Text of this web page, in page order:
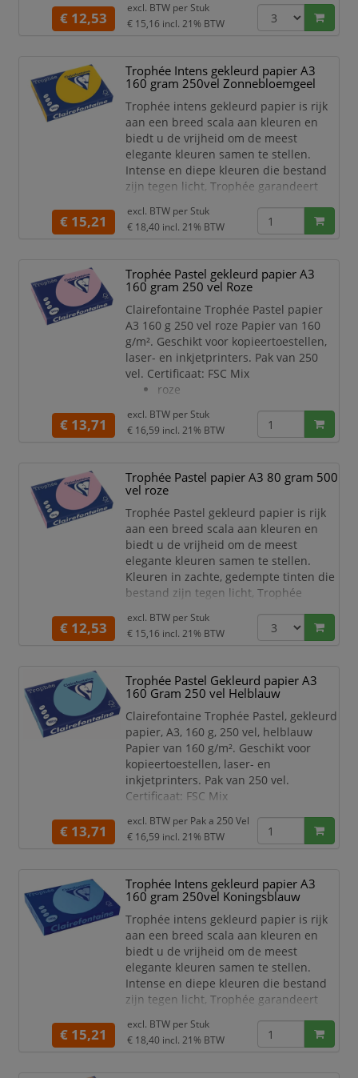
van zijn papier. Dankzij een
uitstekende opaciteit is dit papier goed
afdrukken.
Dit gekleurde papier van Clairefontaine
is zeer geschikt voor het maken van
mooi
€ 12,53
excl. BTW per Stuk
€ 15,16 incl. 21% BTW
Trophée Intens gekleurd papier A3
160 gram 250vel Zonnebloemgeel
Trophée intens gekleurd papier is rijk
aan een breed scala aan kleuren en
biedt u de vrijheid om de meest
elegante kleuren samen te stellen.
Intense en diepe kleuren die bestand
zijn tegen licht, Trophée garandeert
papier. Dankzij een uitstekende
opaciteit is dit papier goed te
Dit stevige gekleurd papier van
Clairefontaine is zeer geschikt voor het
maken van mooie p
€ 15,21
excl. BTW per Stuk
€ 18,40 incl. 21% BTW
Trophée Pastel gekleurd papier A3
160 gram 250 vel Roze
Clairefontaine Trophée Pastel papier
A3 160 g 250 vel roze Papier van 160
g/m². Geschikt voor kopieertoestellen,
laser- en inkjetprinters. Pak van 250
vel. Certificaat: FSC Mix
roze
€ 13,71
excl. BTW per Stuk
€ 16,59 incl. 21% BTW
Trophée Pastel papier A3 80 gram 500
vel roze
Trophée Pastel gekleurd papier is rijk
aan een breed scala aan kleuren en
biedt u de vrijheid om de meest
elegante kleuren samen te stellen.
Kleuren in zachte, gedempte tinten die
bestand zijn tegen licht, Trophée
van zijn papier. Dankzij een
uitstekende opaciteit is dit papier goed
afdrukken.
Dit gekleurde papier van Clairefontaine
is zeer geschikt voor het maken van
mooi
€ 12,53
excl. BTW per Stuk
€ 15,16 incl. 21% BTW
Trophée Pastel Gekleurd papier A3
160 Gram 250 vel Helblauw
Clairefontaine Trophée Pastel, gekleurd
papier, A3, 160 g, 250 vel, helblauw
Papier van 160 g/m². Geschikt voor
kopieertoestellen, laser- en
inkjetprinters. Pak van 250 vel.
Certificaat: FSC Mix
helblauw
€ 13,71
excl. BTW per Pak a 250 Vel
€ 16,59 incl. 21% BTW
Trophée Intens gekleurd papier A3
160 gram 250vel Koningsblauw
Trophée intens gekleurd papier is rijk
aan een breed scala aan kleuren en
biedt u de vrijheid om de meest
elegante kleuren samen te stellen.
Intense en diepe kleuren die bestand
zijn tegen licht, Trophée garandeert
papier. Dankzij een uitstekende
opaciteit is dit papier goed te
€ 15,21
excl. BTW per Stuk
€ 18,40 incl. 21% BTW